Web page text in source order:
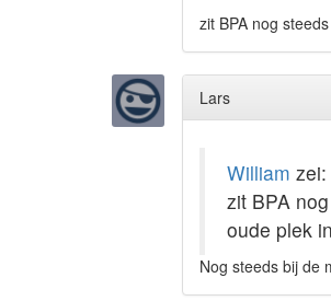
zit BPA nog
Lars
William zei:
zit BPA
oude plek
Nog steeds bij de